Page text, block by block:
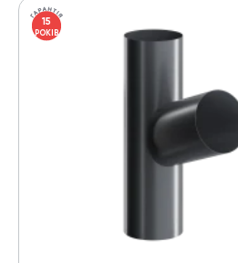
15
РОКІВ